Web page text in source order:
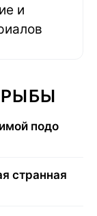
и
подо
странная